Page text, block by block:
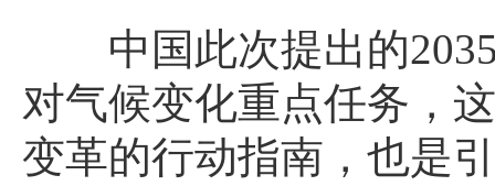
中国此次提出的
对气候变化重点任务，
变革的行动指南，也是